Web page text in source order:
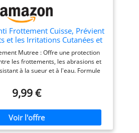
Frottement Cuisse, Prévient
et les Irritations Cutanées et
les Cuisses, les épaules,
et les Pied
Mutree : Offre une protection
les frottements, les abrasions et
à la sueur et à l'eau. Formule
de noix de coco biologique et
comme l'aloe vera pour apaiser,
adapté aux peaux sensibles.
le corps : à utiliser sur les zones où
9,99 €